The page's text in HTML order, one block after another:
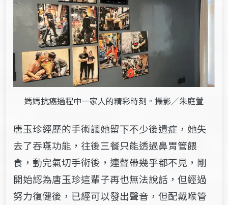
媽媽抗癌過程中一家人的精彩時刻。攝影／朱庭萱
唐玉珍經歷的手術讓她留下不少後遺症，她失
去了吞嚥功能，往後三餐只能透過鼻胃管餵
食，動完氣切手術後，連聲帶幾乎都不見，剛
開始認為唐玉珍這輩子再也無法說話，但經過
努力復健後，已經可以發出聲音，但配戴喉管